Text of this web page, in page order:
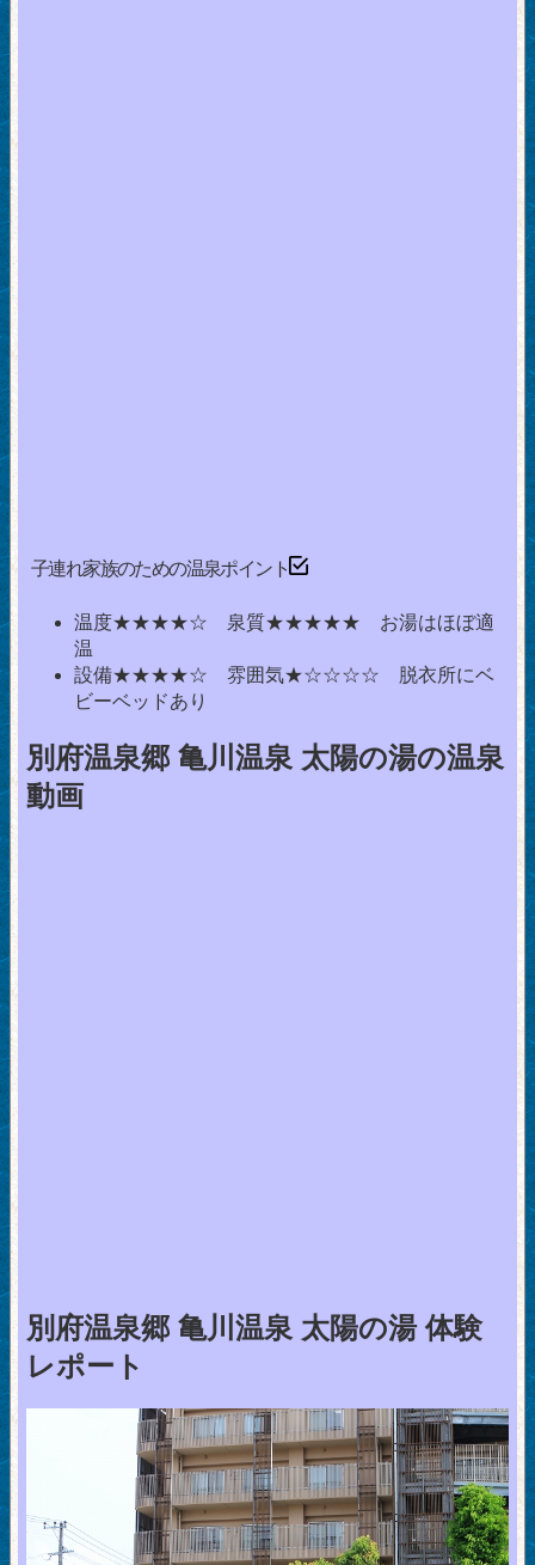
子連れ家族のための温泉ポイント
温度★★★★☆ 泉質★★★★★ お湯はほぼ適
温
設備★★★★☆ 雰囲気★☆☆☆☆ 脱衣所にベ
ビーベッドあり
別府温泉郷 亀川温泉 太陽の湯の温泉
動画
別府温泉郷 亀川温泉 太陽の湯 体験
レポート